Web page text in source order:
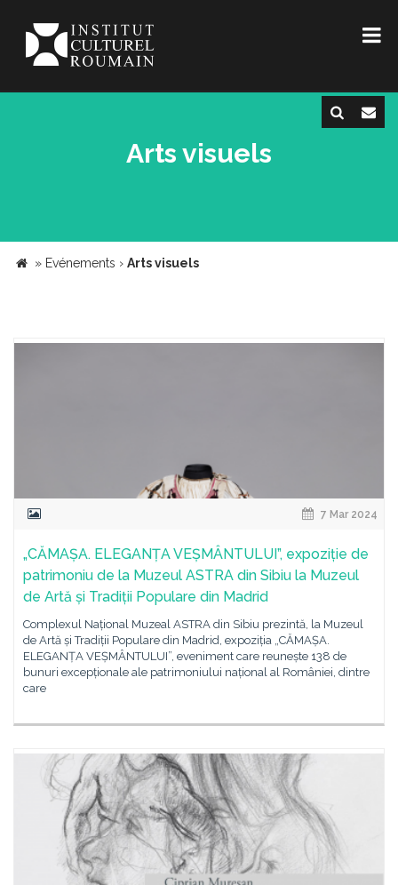
Arts visuels
» Evénements › Arts visuels
7 Mar 2024
„CĂMAȘA. ELEGANȚA VEȘMÂNTULUI”, expoziție de
patrimoniu de la Muzeul ASTRA din Sibiu la Muzeul
de Artă și Tradiții Populare din Madrid
Complexul Național Muzeal ASTRA din Sibiu prezintă, la Muzeul
de Artă și Tradiții Populare din Madrid, expoziția „CĂMAȘA.
ELEGANȚA VEȘMÂNTULUI”, eveniment care reunește 138 de
bunuri excepționale ale patrimoniului național al României, dintre
care